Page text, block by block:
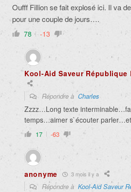
Oufff Fillion se fait explosé ici. Il va
pour une couple de jours….
78 -13
Kool-Aid Saveur République
Répondre à Charles
Zzzz…Long texte
temps…aimer s`écouter
17 -63
anonyme 3 mois il y a
Répondre à Kool-Aid Saveur